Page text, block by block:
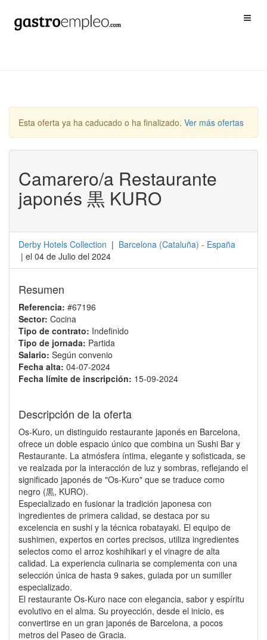
Esta oferta ya ha caducado o ha finalizado. Ver más ofertas
Camarero/a Restaurante
japonés 黒 KURO
Derby Hotels Collection | Barcelona (Cataluña) - España
| el 04 de Julio del 2024
Resumen
Referencia: #67196
Sector: Cocina
Tipo de contrato: Indefinido
Tipo de jornada: Partida
Salario: Según convenio
Fecha alta: 04-07-2024
Fecha límite de inscripción: 15-09-2024
Descripción de la oferta
Os-Kuro, un distinguido restaurante japonés en Barcelona,
ofrece un doble espacio único que combina un Sushi Bar y
Restaurante. La atmósfera íntima, elegante y sofisticada, se
ve realzada por la interacción de luz y sombras, reflejando el
significado japonés de "Os-Kuro" que se traduce como
negro (黒, KURO).
Especializado en fusionar la tradición japonesa con
ingredientes de primera calidad, se destaca por su
excelencia en sushi y la técnica robatayaki. El equipo de
sushimen, expertos en cortes precisos, utiliza ingredientes
selectos como el arroz koshihikari y el vinagre de alta
calidad. La experiencia culinaria se complementa con una
selección única de hasta 9 sakes, guiada por un sumiller
especializado.
El restaurante Os-Kuro nace con elegancia, sabor y espíritu
evolutivo en el alma. Su proyección, desde el inicio, es
convertirse en un gran japonés de Barcelona, a pocos
metros del Paseo de Gracia.